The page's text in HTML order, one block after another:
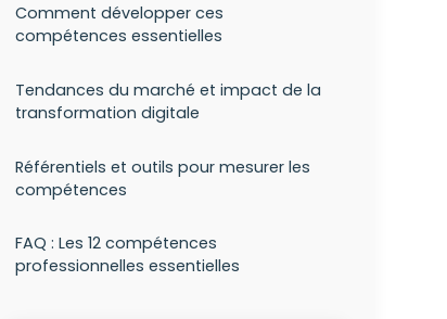
Comment développer ces
compétences essentielles
Tendances du marché et impact de la
transformation digitale
Référentiels et outils pour mesurer les
compétences
FAQ : Les 12 compétences
professionnelles essentielles